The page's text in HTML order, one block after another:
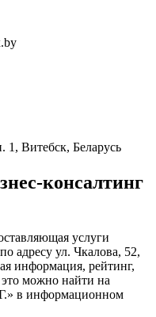
1, Витебск, Беларусь
консалтинг
услуги
адресу ул. Чкалова, 52,
информация, рейтинг,
можно найти на
в информационном